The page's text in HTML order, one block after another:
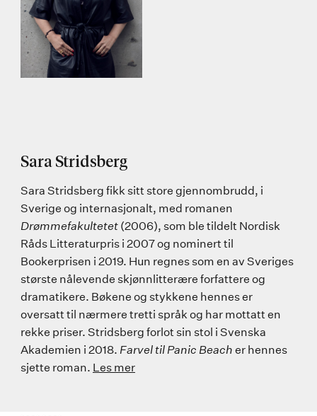
Sara Stridsberg
Sara Stridsberg fikk sitt store gjennombrudd, i
Sverige og internasjonalt, med romanen
Drømmefakultetet (2006), som ble tildelt Nordisk
Råds Litteraturpris i 2007 og nominert til
Bookerprisen i 2019. Hun regnes som en av Sveriges
største nålevende skjønnlitterære forfattere og
dramatikere. Bøkene og stykkene hennes er
oversatt til nærmere tretti språk og har mottatt en
rekke priser. Stridsberg forlot sin stol i Svenska
Akademien i 2018. Farvel til Panic Beach er hennes
sjette roman. Les mer